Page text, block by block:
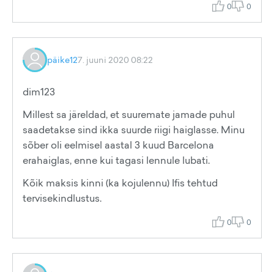
0 0
päike127. juuni 2020 08:22
dim123
Millest sa järeldad, et suuremate jamade puhul
saadetakse sind ikka suurde riigi haiglasse. Minu
sõber oli eelmisel aastal 3 kuud Barcelona
erahaiglas, enne kui tagasi lennule lubati.
Kõik maksis kinni (ka kojulennu) Ifis tehtud
tervisekindlustus.
0 0